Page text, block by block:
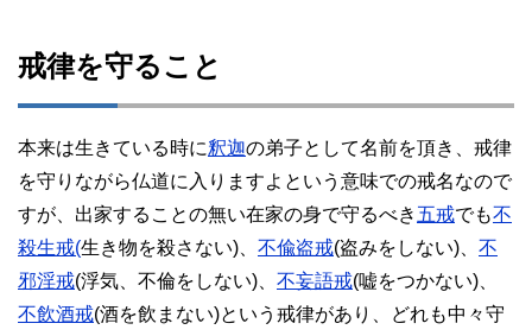
戒律を守ること
本来は生きている時に釈迦の弟子として名前を頂き、戒律
を守りながら仏道に入りますよという意味での戒名なので
すが、出家することの無い在家の身で守るべき 五戒でも不
殺生戒(生き物を殺さない)、 不偸盗戒(盗みをしない)、 不
邪淫戒(浮気、不倫をしない)、 不妄語戒(嘘をつかない)、
不飲酒戒(酒を飲まない)という戒律があり、どれも中々守